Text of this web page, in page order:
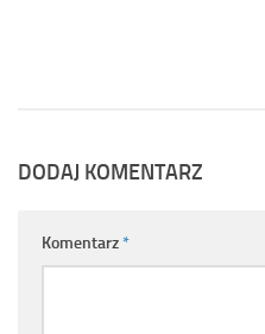
DODAJ KOMENTARZ
Komentarz*